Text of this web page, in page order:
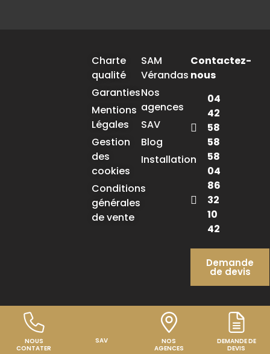
NOUS
CONTATER
SAV
NOS
AGENCES
DEMANDE DE
DEVIS
Charte
qualité
Garanties
Mentions
Légales
Gestion
des
cookies
Conditions
générales
de vente
SAM
Vérandas
Nos
agences
SAV
Blog
Installation
Contactez-
nous
04
42
58
58
58
04
86
32
10
42
Demande
de devis
PYMAC, l’agence qui vous